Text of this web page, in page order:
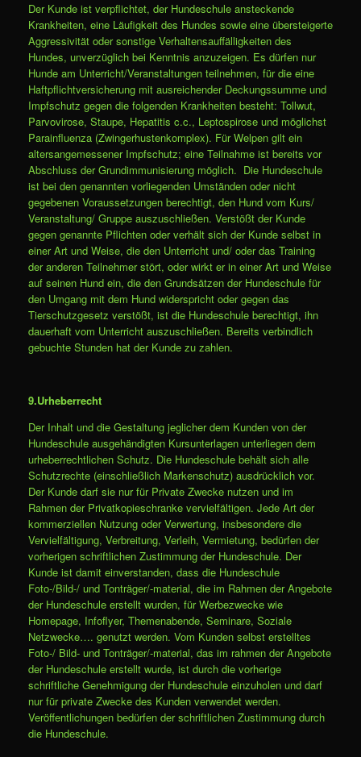
Der Kunde ist verpflichtet, der Hundeschule ansteckende
Krankheiten, eine Läufigkeit des Hundes sowie eine übersteigerte
Aggressivität oder sonstige Verhaltensauffälligkeiten des
Hundes, unverzüglich bei Kenntnis anzuzeigen. Es dürfen nur
Hunde am Unterricht/Veranstaltungen teilnehmen, für die eine
Haftpflichtversicherung mit ausreichender Deckungssumme und
Impfschutz gegen die folgenden Krankheiten besteht: Tollwut,
Parvovirose, Staupe, Hepatitis c.c., Leptospirose und möglichst
Parainfluenza (Zwingerhustenkomplex). Für Welpen gilt ein
altersangemessener Impfschutz; eine Teilnahme ist bereits vor
Abschluss der Grundimmunisierung möglich. Die Hundeschule
ist bei den genannten vorliegenden Umständen oder nicht
gegebenen Voraussetzungen berechtigt, den Hund vom Kurs/
Veranstaltung/ Gruppe auszuschließen. Verstößt der Kunde
gegen genannte Pflichten oder verhält sich der Kunde selbst in
einer Art und Weise, die den Unterricht und/ oder das Training
der anderen Teilnehmer stört, oder wirkt er in einer Art und Weise
auf seinen Hund ein, die den Grundsätzen der Hundeschule für
den Umgang mit dem Hund widerspricht oder gegen das
Tierschutzgesetz verstößt, ist die Hundeschule berechtigt, ihn
dauerhaft vom Unterricht auszuschließen. Bereits verbindlich
gebuchte Stunden hat der Kunde zu zahlen.
9.Urheberrecht
Der Inhalt und die Gestaltung jeglicher dem Kunden von der
Hundeschule ausgehändigten Kursunterlagen unterliegen dem
urheberrechtlichen Schutz. Die Hundeschule behält sich alle
Schutzrechte (einschließlich Markenschutz) ausdrücklich vor.
Der Kunde darf sie nur für Private Zwecke nutzen und im
Rahmen der Privatkopieschranke vervielfältigen. Jede Art der
kommerziellen Nutzung oder Verwertung, insbesondere die
Vervielfältigung, Verbreitung, Verleih, Vermietung, bedürfen der
vorherigen schriftlichen Zustimmung der Hundeschule. Der
Kunde ist damit einverstanden, dass die Hundeschule
Foto-/Bild-/ und Tonträger/-material, die im Rahmen der Angebote
der Hundeschule erstellt wurden, für Werbezwecke wie
Homepage, Infoflyer, Themenabende, Seminare, Soziale
Netzwecke…. genutzt werden. Vom Kunden selbst erstelltes
Foto-/ Bild- und Tonträger/-material, das im rahmen der Angebote
der Hundeschule erstellt wurde, ist durch die vorherige
schriftliche Genehmigung der Hundeschule einzuholen und darf
nur für private Zwecke des Kunden verwendet werden.
Veröffentlichungen bedürfen der schriftlichen Zustimmung durch
die Hundeschule.